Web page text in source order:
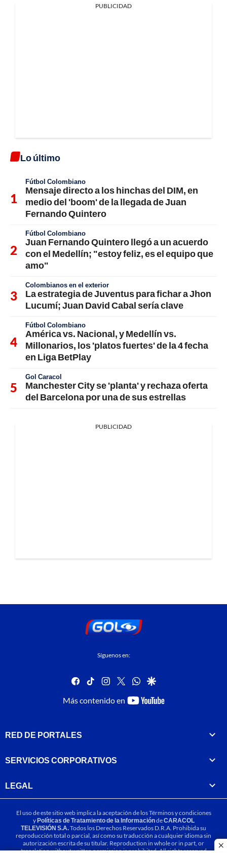
PUBLICIDAD
Lo último
Fútbol Colombiano
Mensaje directo a los hinchas del DIM, en
medio del 'boom' de la llegada de Juan
Fernando Quintero
Fútbol Colombiano
Juan Fernando Quintero llegó a un acuerdo
con el Medellín; "estoy feliz, es el equipo que
amo"
Colombianos en el exterior
La estrategia de Juventus para fichar a Jhon
Lucumí; Juan David Cabal sería clave
Fútbol Colombiano
América vs. Nacional, y Medellín vs.
Millonarios, los 'platos fuertes' de la 4 fecha
en Liga BetPlay
Gol Caracol
Manchester City se 'planta' y rechaza oferta
del Barcelona por una de sus estrellas
PUBLICIDAD
Síguenos en:
facebook
tiktok instagram
twitterwhatsapp
google
Más contenido en
youtube-
RED DE PORTALES
SERVICIOS CORPORATIVOS
LEGAL
El uso de este sitio web implica la aceptación de losTérminos y condiciones
yPolíticas de Tratamiento de la InformacióndeCARACOL
TELEVISIÓN S.A.Todos los Derechos Reservados D.R.A. Prohibida su
reproducción total o parcial, así como su traducción a cualquier idioma sin
autorización escrita de su titular. Reproduction in whole or in part, or
translation without written permission is prohibited. All rights reserved